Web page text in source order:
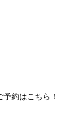
約はこちら！